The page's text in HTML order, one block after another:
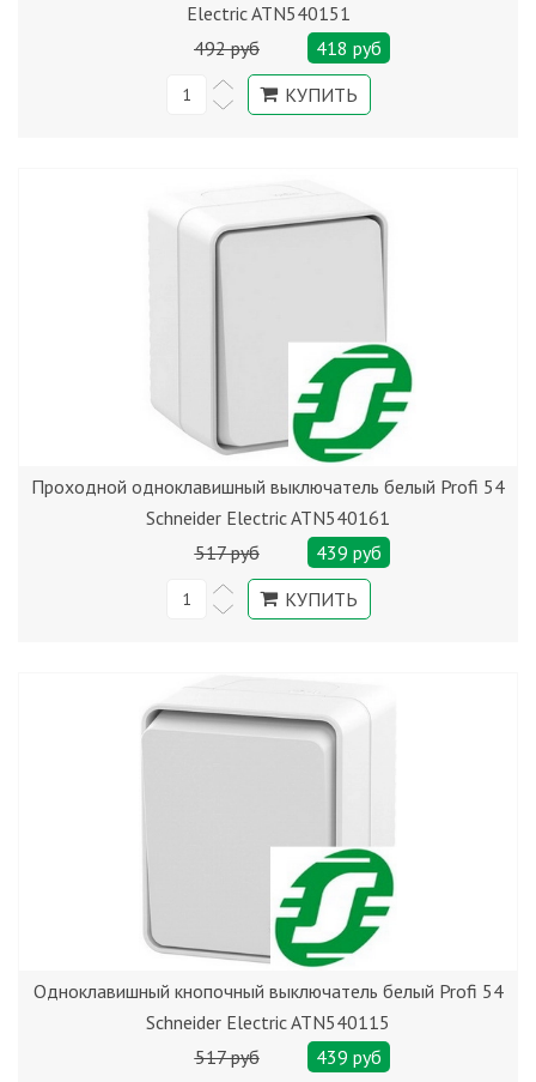
Electric ATN540151
492 руб
418 руб
Проходной одноклавишный выключатель белый Profi 54
Schneider Electric ATN540161
517 руб
439 руб
Одноклавишный кнопочный выключатель белый Profi 54
Schneider Electric ATN540115
517 руб
439 руб